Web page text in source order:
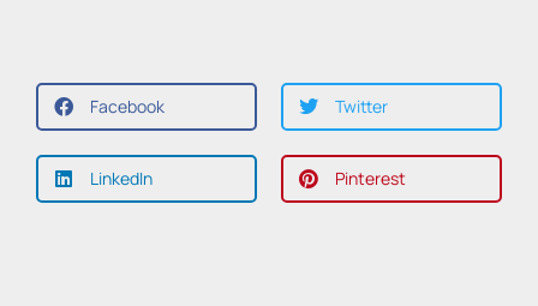
Facebook Twitter
LinkedIn Pinterest